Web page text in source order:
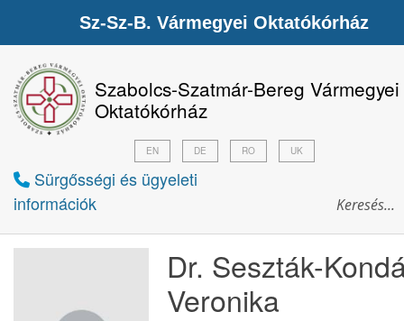
Szabolcs-Szatmár-Bereg Vármegyei
Oktatókórház
Sürgősségi és ügyeleti
információk
EN DE RO UK
Dr. Seszták-
Veronika
Sz-Sz-B. Vármegyei Oktatókórház